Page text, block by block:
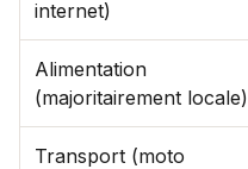
internet)
Alimentation
(majoritairement locale)
Transport (moto